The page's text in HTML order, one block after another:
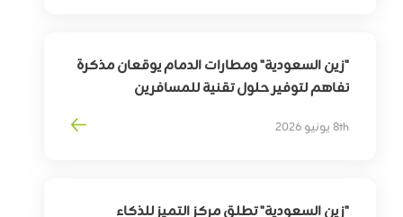
"زين السعودية" ومطارات الدمام يوقعان مذكرة
تفاهم لتوفير حلول تقنية للمسافرين
وترقيةتجربةالمسافرين 8th يونيو 2026
"زين السعودية" تطلق مركز التميز للذكاء